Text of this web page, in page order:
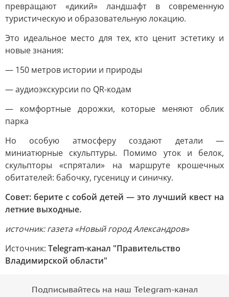
превращают «дикий» ландшафт в современную
туристическую и образовательную локацию.
Это идеальное место для тех, кто ценит эстетику и
новые знания:
— 150 метров истории и природы
— аудиоэкскурсии по QR-кодам
— комфортные дорожки, которые меняют облик
парка
Но особую атмосферу создают детали —
миниатюрные скульптуры. Помимо уток и белок,
скульпторы «спрятали» на маршруте крошечных
обитателей: бабочку, гусеницу и синичку.
Совет: берите с собой детей — это лучший квест на
летние выходные.
источник: газета «Новый город Александров»
Источник: Telegram-канал "Правительство
Владимирской области"
Подписывайтесь на наш Telegram-канал